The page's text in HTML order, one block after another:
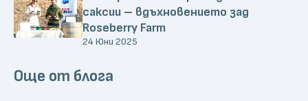
саксии – вдъхновението зад
Roseberry Farm
24 Юни 2025
Още от блога